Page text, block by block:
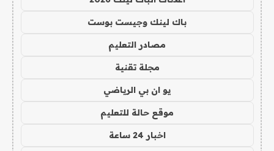
باك لينك وجيست بوست
مصادر التعليم
مجلة تقنية
يو ان بي الرياضي
موقع حالة للتعليم
اخبار 24 ساعة